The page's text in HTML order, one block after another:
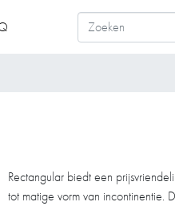
Rectangular biedt een
tot matige vorm van incontinentie.